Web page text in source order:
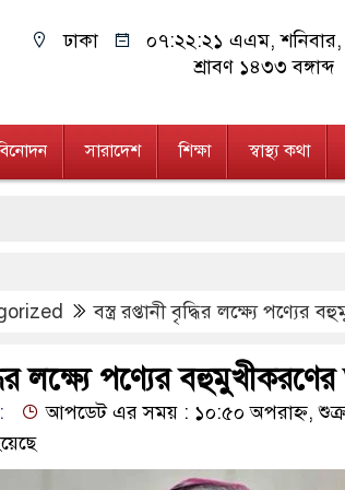
ঢাকা ০৭:২২:২২ এএম,
শ্রাবণ ১৪৩৩ বঙ্গাব্দ
সারাদেশ শিক্ষা স্বাস্থ্য কথা
বস্ত্র রপ্তানী বৃদ্ধির লক্ষ্যে পণ্যের
লক্ষ্যে পণ্যের বহুমুখীকরণের
আপডেট এর সময় : ১০:৫০ অপরাহ্ন,